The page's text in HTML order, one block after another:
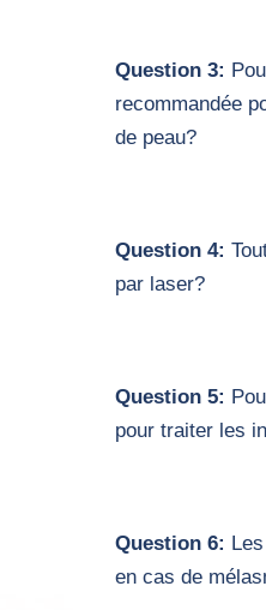
Question 3:
recommandée
de peau?
Question 4:
par laser?
Question 5:
pour traiter les
Question 6:
en cas de